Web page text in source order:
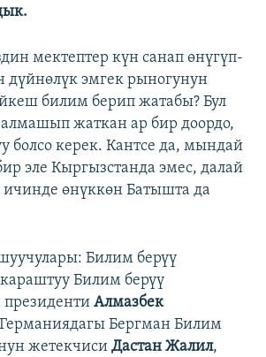
мектептер күн санап өнүгүп-
дүйнөлүк эмгек рыногунун
билим берип жатабы? Бул
жаткан ар бир доордо,
болсо керек. Кантсе да, мындай
эле Кыргызстанда эмес, далай
ичинде өнүккөн Батышта да
Билим берүү
Билим берүү
Алмазбек
Германиядагы Бергман Билим
жетекчиси Дастан Жалил,